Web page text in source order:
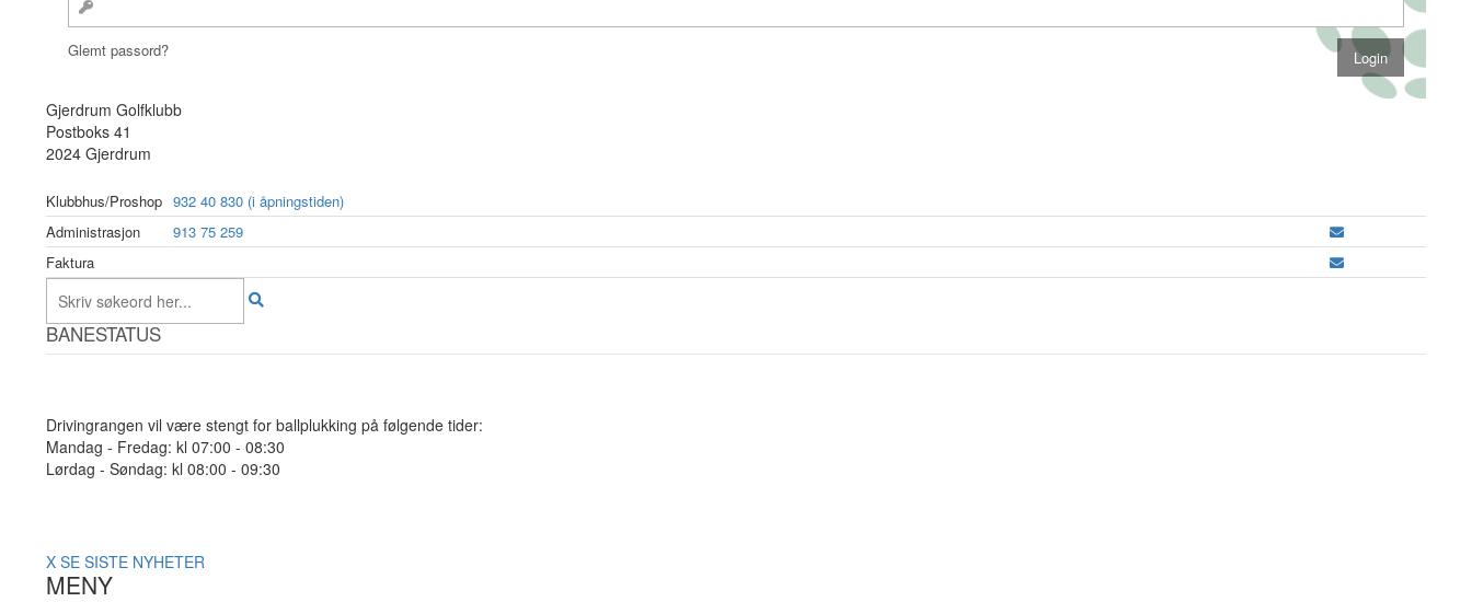
Glemt passord?
Gjerdrum Golfklubb
Postboks 41
2024 Gjerdrum
Klubbhus/Proshop 932 40 830 (i åpningstiden)
Administrasjon
913 75 259
Faktura
BANESTATUS
Drivingrangen vil være stengt for ballplukking på følgende tider:
Mandag - Fredag: kl 07:00 - 08:30
Lørdag - Søndag: kl 08:00 - 09:30
X SE SISTE NYHETER
MENY